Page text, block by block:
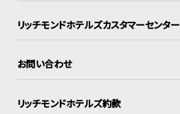
リッチモンドホテルズカスタマーセンター
お問い合わせ
リッチモンドホテルズ約款